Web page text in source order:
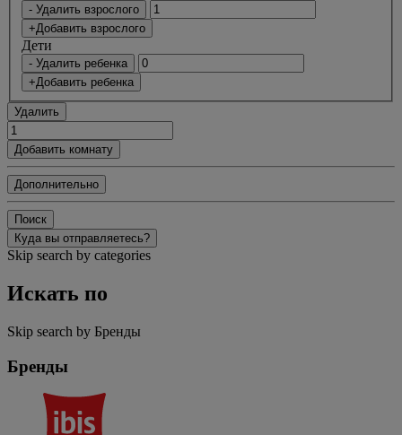
- Удалить взрослого
+Добавить взрослого
Дети
- Удалить ребенка
+Добавить ребенка
Удалить
Добавить комнату
Дополнительно
Поиск
Куда вы отправляетесь?
Skip search by categories
Искать по
Skip search by Бренды
Бренды